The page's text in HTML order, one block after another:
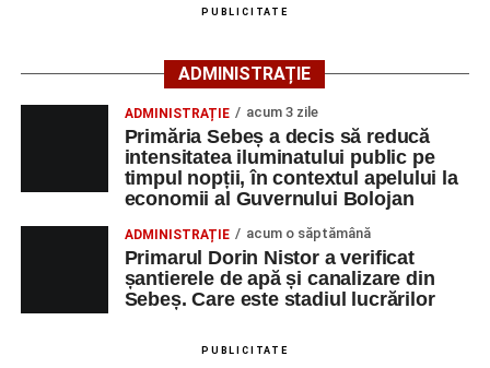
Lista publicată de AJOFM Alba include, pe lângă
denumirea posturilor vacante din Săsciori, și datele de
contact ale angajatorilor, precum numere de telefon și
adrese de e-mail, pentru ca persoanele interesate să
poată solicita detalii despre condițiile de angajare,
programul de lucru și procesul de recrutare.
Mai jos puteți consulta lista completă a locurilor de
muncă disponibile în comuna Săsciori la data de 4
PUBLICITATE
ADMINISTRAȚIE
ADMINISTRAȚIE acum 3 zile
Primăria Sebeș a decis să reducă
intensitatea iluminatului public pe
timpul nopții, în contextul apelului la
economii al Guvernului Bolojan
ADMINISTRAȚIE acum o săptămână
Primarul Dorin Nistor a verificat
șantierele de apă și canalizare din
Sebeș. Care este stadiul lucrărilor
PUBLICITATE